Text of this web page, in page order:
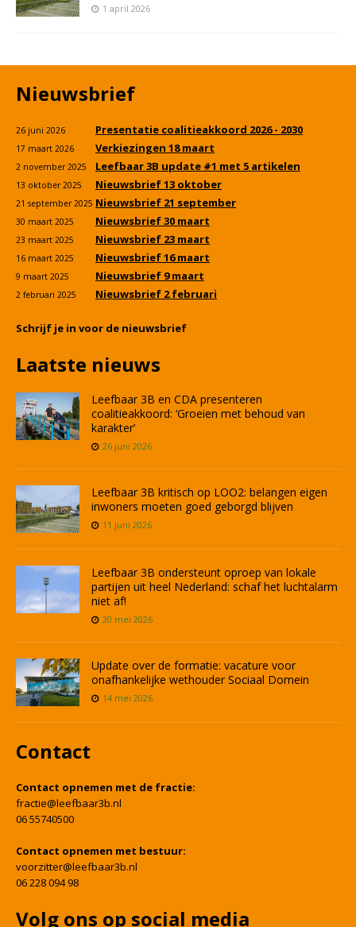
1 april 2026
Nieuwsbrief
26 juni 2026 Presentatie coalitieakkoord 2026 - 2030
17 maart 2026 Verkiezingen 18 maart
2 november 2025 Leefbaar 3B update #1 met 5 artikelen
13 oktober 2025 Nieuwsbrief 13 oktober
21 september 2025 Nieuwsbrief 21 september
30 maart 2025 Nieuwsbrief 30 maart
23 maart 2025 Nieuwsbrief 23 maart
16 maart 2025 Nieuwsbrief 16 maart
9 maart 2025 Nieuwsbrief 9 maart
2 februari 2025 Nieuwsbrief 2 februari
Schrijf je in voor de nieuwsbrief
Laatste nieuws
Leefbaar 3B en CDA presenteren
coalitieakkoord: ‘Groeien met behoud van
karakter’
26 juni 2026
Leefbaar 3B kritisch op LOO2: belangen eigen
inwoners moeten goed geborgd blijven
11 juni 2026
Leefbaar 3B ondersteunt oproep van lokale
partijen uit heel Nederland: schaf het luchtalarm
niet af!
20 mei 2026
Update over de formatie: vacature voor
onafhankelijke wethouder Sociaal Domein
14 mei 2026
Contact
Contact opnemen met de fractie:
fractie@leefbaar3b.nl
06 55740500
Contact opnemen met bestuur:
voorzitter@leefbaar3b.nl
06 228 094 98
Volg ons op social media